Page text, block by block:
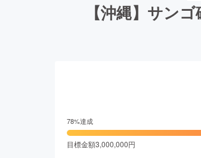
【沖縄】サン
78%達成
目標金額3,000,000円